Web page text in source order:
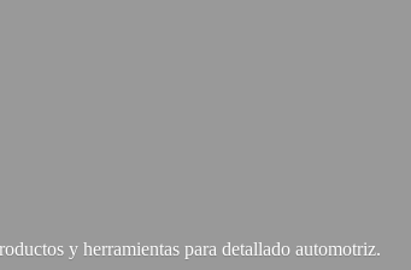
y herramientas para detallado automotriz.